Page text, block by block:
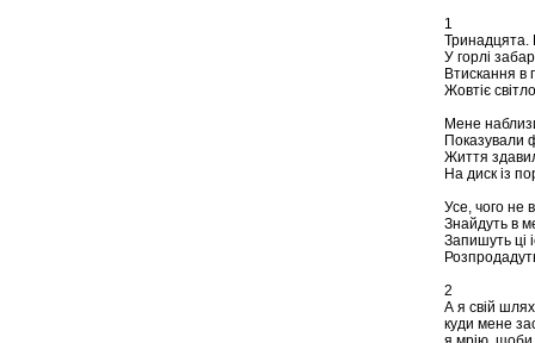
1
Тринадцята.
У горлі
Втискання в
Жовтіє
Мене
Показували
Життя
На диск із
Усе, чого не
Знайдуть в
Запишуть ці
2
А я свій
куди мене